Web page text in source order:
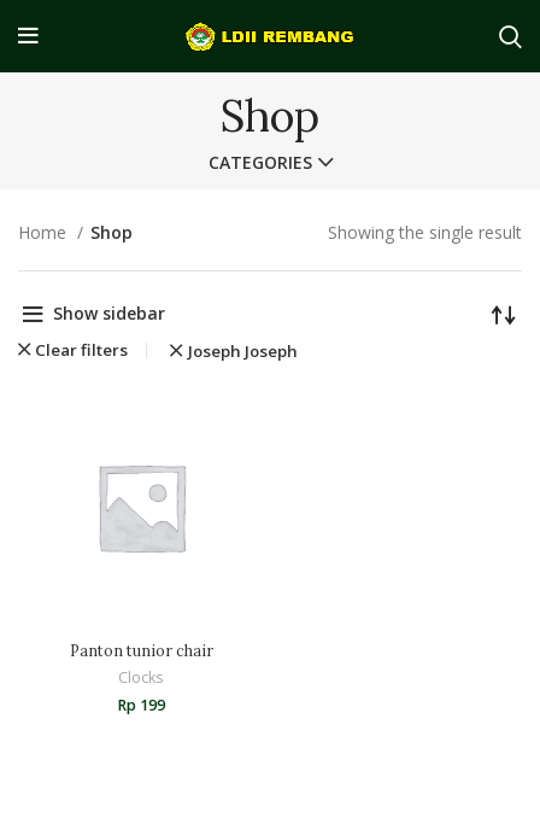
Shop
CATEGORIES
Home Shop Showing the single result
Show sidebar
Clear filters Joseph Joseph
Panton tunior chair
Clocks
Rp 199